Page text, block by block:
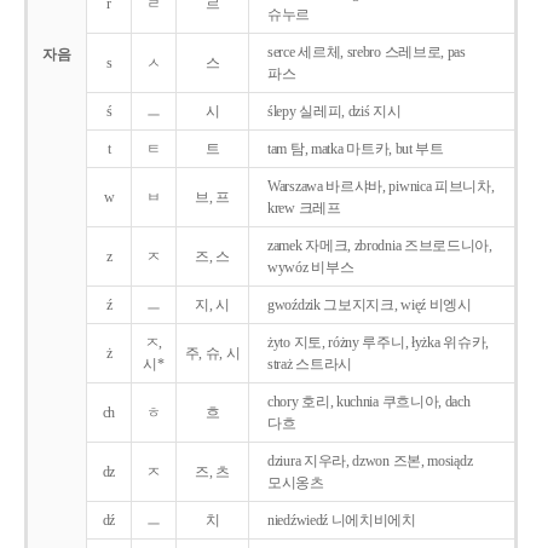
자음
r ㄹ 르
슈누르
s ㅅ 스
serce 세르체, srebro 스레브로, pas
파스
ś ㅡ 시 ślepy 실레피, dziś 지시
t ㅌ 트 tam 탐, matka 마트카, but 부트
w ㅂ 브, 프
Warszawa 바르샤바, piwnica 피브니차,
krew 크레프
z ㅈ 즈, 스
zamek 자메크, zbrodnia 즈브로드니아,
wywóz 비부스
ź ㅡ 지, 시 gwoździk 그보지지크, więź 비엥시
ż
ㅈ,
시*
주, 슈, 시
żyto 지토, różny 루주니, łyżka 위슈카,
straż 스트라시
ch ㅎ 흐
chory 호리, kuchnia 쿠흐니아, dach
다흐
dz ㅈ 즈, 츠
dziura 지우라, dzwon 즈본, mosiądz
모시옹츠
dź ㅡ 치 niedźwiedź 니에치비에치